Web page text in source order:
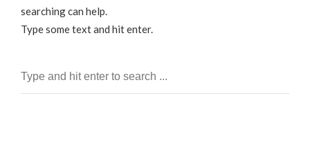
searching can help.
Type some text and hit enter.